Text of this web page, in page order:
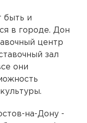
быть и
в городе. Дон
центр
зал
они
на-Дону -